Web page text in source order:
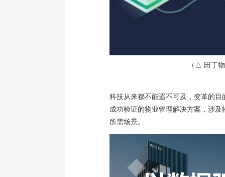
（△ 田丁
科技从来都不能遥不可及，变革的
成功验证的物业管理解决方案，涉
所需场景。